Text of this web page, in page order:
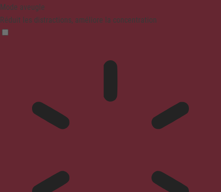
Mode aveugle
Réduit les distractions, améliore la concentration